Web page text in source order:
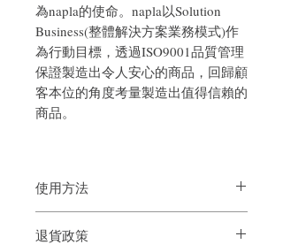
為napla的使命。napla以Solution
Business(整體解決方案業務模式)作
為行動目標，透過ISO9001品質管理
保證製造出令人安心的商品，回歸顧
客本位的角度考量製造出值得信賴的
商品。
使用方法
量，充分泡沫並在洗淨皮膚時進行按摩。
退貨政策